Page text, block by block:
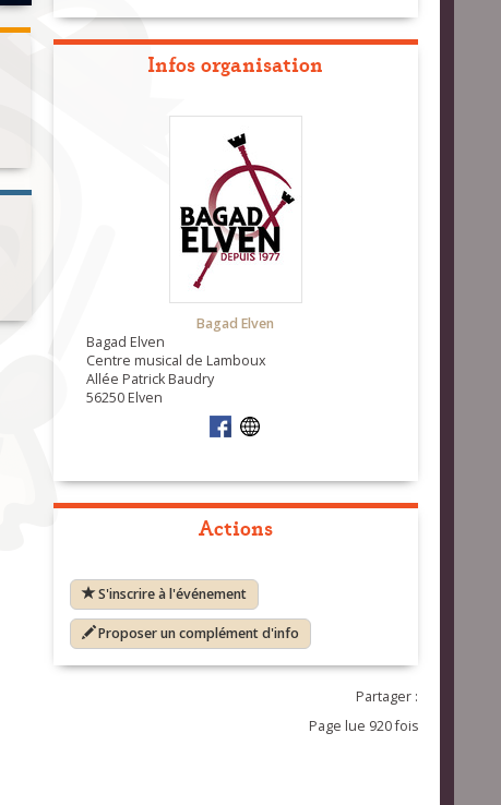
Infos organisation
Bagad Elven
Bagad Elven
Centre musical de Lamboux
Allée Patrick Baudry
56250 Elven
Actions
S'inscrire à l'événement
Proposer un complément d'info
Partager :
Page lue 920 fois